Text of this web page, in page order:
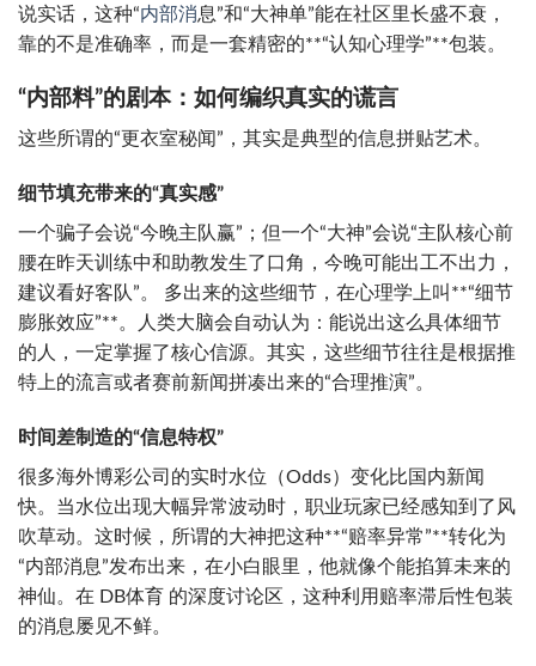
说实话，这种“内部消息”和“大神单”能在社区里长盛不衰，
靠的不是准确率，而是一套精密的**“认知心理学”**包装。
“内部料”的剧本：如何编织真实的谎言
这些所谓的“更衣室秘闻”，其实是典型的信息拼贴艺术。
细节填充带来的“真实感”
一个骗子会说“今晚主队赢”；但一个“大神”会说“主队核心前
腰在昨天训练中和助教发生了口角，今晚可能出工不出力，
建议看好客队”。 多出来的这些细节，在心理学上叫**“细节
膨胀效应”**。人类大脑会自动认为：能说出这么具体细节
的人，一定掌握了核心信源。其实，这些细节往往是根据推
特上的流言或者赛前新闻拼凑出来的“合理推演”。
时间差制造的“信息特权”
很多海外博彩公司的实时水位（Odds）变化比国内新闻
快。当水位出现大幅异常波动时，职业玩家已经感知到了风
吹草动。这时候，所谓的大神把这种**“赔率异常”**转化为
“内部消息”发布出来，在小白眼里，他就像个能掐算未来的
神仙。在 DB体育 的深度讨论区，这种利用赔率滞后性包装
的消息屡见不鲜。